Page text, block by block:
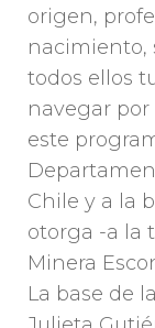
origen,
nacimiento,
todos ellos
navegar
este
Chile y a la
otorga -a la
Minera
La base de